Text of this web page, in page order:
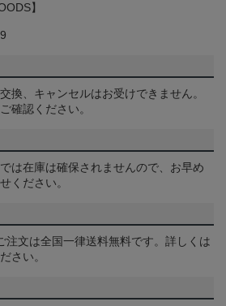
】
換、キャンセルはお受けできません。
確認ください。
は在庫は確保されませんので、お早め
ください。
注文は全国一律送料無料です。詳しくは
さい。